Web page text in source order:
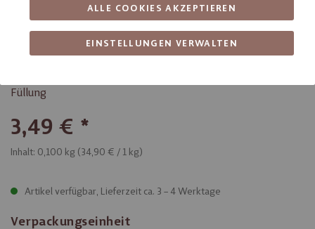
Heilemann Cappuccino-Trüffel in
Edelvollmilch-Schokolade, 100 g
3,49 €
Füllung
Inhalt: 0,100 kg (34,90 € / 1 kg)
Artikel verfügbar, Lieferzeit ca. 3 – 4 Werktage
Verpackungseinheit
EINSTELLUNGEN VERWALTEN
ALLE COOKIES AKZEPTIEREN